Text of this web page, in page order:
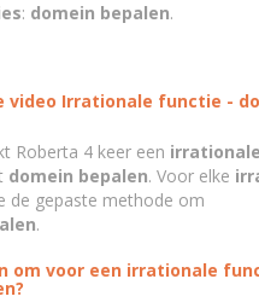
: domein bepalen.
video Irrationale functie -
Roberta 4 keer een
domein bepalen. Voor elke
de gepaste methode om
.
om voor een irrationale